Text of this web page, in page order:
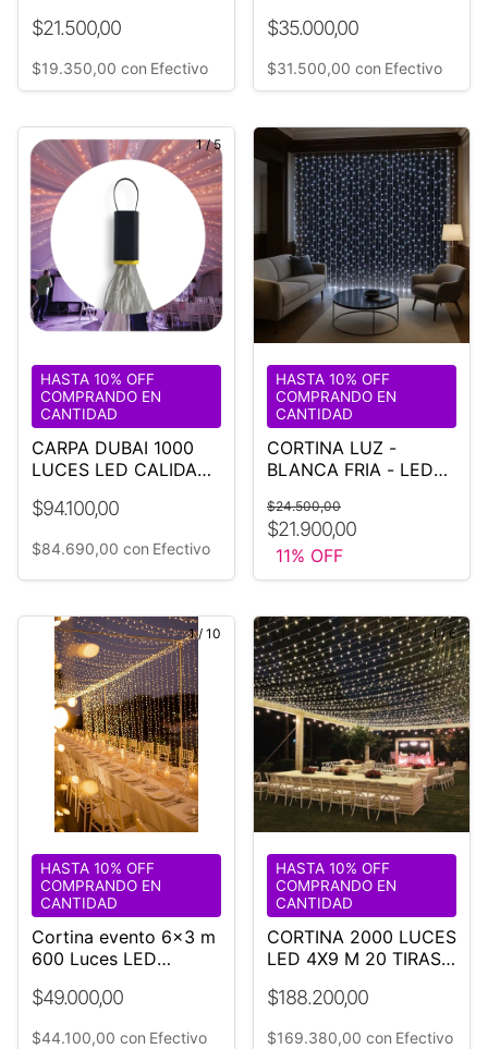
$21.500,00
$19.350,00 con Efectivo
$35.000,00
$31.500,00 con Efectivo
1/5
CARPA DUBAI 1000
LUCES LED CALIDAS
$94.100,00
HASTA 10% OFF
COMPRANDO EN
CANTIDAD
$84.690,00 con Efectivo
CORTINA LUZ -
BLANCA FRIA - LED
$21.900,00
$24.500,00
11% OFF
HASTA 10% OFF
COMPRANDO EN
CANTIDAD
1/ 10
Cortina evento 6x3 m
600 Luces LED
$49.000,00
HASTA 10% OFF
COMPRANDO EN
CANTIDAD
$44.100,00 con Efectivo
1/6
CORTINA 2000 LUCES
LED 4X9 M 20 TIRAS
$188.200,00
HASTA 10% OFF
COMPRANDO EN
CANTIDAD
$169.380,00 con Efectivo